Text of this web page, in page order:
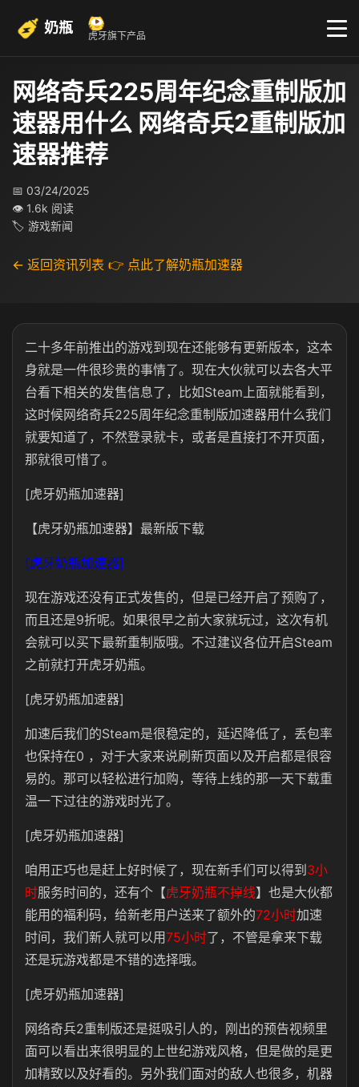
奶瓶 虎牙旗下产品
网络奇兵225周年纪念重制版加
速器用什么 网络奇兵2重制版加
速器推荐
📅 03/24/2025
👁 1.6k 阅读
🏷 游戏新闻
← 返回资讯列表 👉 点此了解奶瓶加速器
二十多年前推出的游戏到现在还能够有更新版本，这本
身就是一件很珍贵的事情了。现在大伙就可以去各大平
台看下相关的发售信息了，比如Steam上面就能看到，
这时候网络奇兵225周年纪念重制版加速器用什么我们
就要知道了，不然登录就卡，或者是直接打不开页面，
那就很可惜了。
[虎牙奶瓶加速器]
【虎牙奶瓶加速器】最新版下载
[虎牙奶瓶加速器]
现在游戏还没有正式发售的，但是已经开启了预购了，
而且还是9折呢。如果很早之前大家就玩过，这次有机
会就可以买下最新重制版哦。不过建议各位开启Steam
之前就打开虎牙奶瓶。
[虎牙奶瓶加速器]
加速后我们的Steam是很稳定的，延迟降低了，丢包率
也保持在0 ，对于大家来说刷新页面以及开启都是很容
易的。那可以轻松进行加购，等待上线的那一天下载重
温一下过往的游戏时光了。
[虎牙奶瓶加速器]
咱用正巧也是赶上好时候了，现在新手们可以得到 3小
时服务时间的，还有个【虎牙奶瓶不掉线】也是大伙都
能用的福利码，给新老用户送来了额外的72小时加速
时间，我们新人就可以用75小时了，不管是拿来下载
还是玩游戏都是不错的选择哦。
[虎牙奶瓶加速器]
网络奇兵2重制版还是挺吸引人的，刚出的预告视频里
面可以看出来很明显的上世纪游戏风格，但是做的是更
加精致以及好看的。另外我们面对的敌人也很多，机器